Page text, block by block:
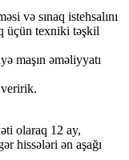
və sınaq istehsalını
üçün texniki təşkil
maşın əməliyyatı
veririk.
olaraq 12 ay,
hissələri ən aşağı